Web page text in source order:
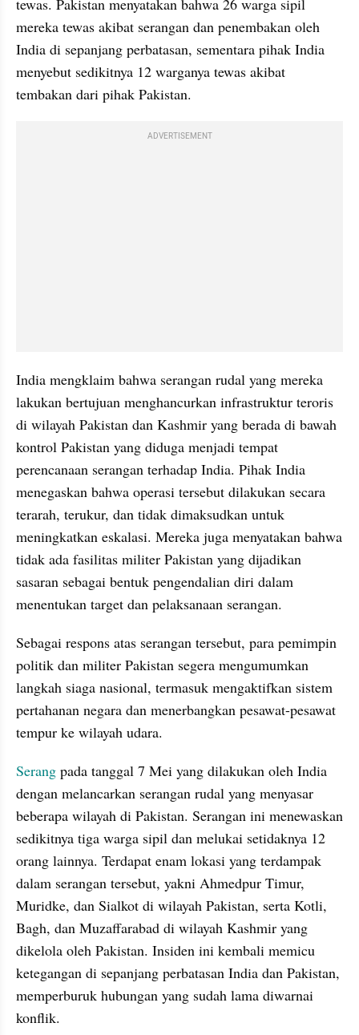
tewas. Pakistan menyatakan bahwa 26 warga sipil
mereka tewas akibat serangan dan penembakan oleh
India di sepanjang perbatasan, sementara pihak India
menyebut sedikitnya 12 warganya tewas akibat
tembakan dari pihak Pakistan.
ADVERTISEMENT
India mengklaim bahwa serangan rudal yang mereka
lakukan bertujuan menghancurkan infrastruktur teroris
di wilayah Pakistan dan Kashmir yang berada di bawah
kontrol Pakistan yang diduga menjadi tempat
perencanaan serangan terhadap India. Pihak India
menegaskan bahwa operasi tersebut dilakukan secara
terarah, terukur, dan tidak dimaksudkan untuk
meningkatkan eskalasi. Mereka juga menyatakan bahwa
tidak ada fasilitas militer Pakistan yang dijadikan
sasaran sebagai bentuk pengendalian diri dalam
menentukan target dan pelaksanaan serangan.
Sebagai respons atas serangan tersebut, para pemimpin
politik dan militer Pakistan segera mengumumkan
langkah siaga nasional, termasuk mengaktifkan sistem
pertahanan negara dan menerbangkan pesawat-pesawat
tempur ke wilayah udara.
Serang pada tanggal 7 Mei yang dilakukan oleh India
dengan melancarkan serangan rudal yang menyasar
beberapa wilayah di Pakistan. Serangan ini menewaskan
sedikitnya tiga warga sipil dan melukai setidaknya 12
orang lainnya. Terdapat enam lokasi yang terdampak
dalam serangan tersebut, yakni Ahmedpur Timur,
Muridke, dan Sialkot di wilayah Pakistan, serta Kotli,
Bagh, dan Muzaffarabad di wilayah Kashmir yang
dikelola oleh Pakistan. Insiden ini kembali memicu
ketegangan di sepanjang perbatasan India dan Pakistan,
memperburuk hubungan yang sudah lama diwarnai
konflik.